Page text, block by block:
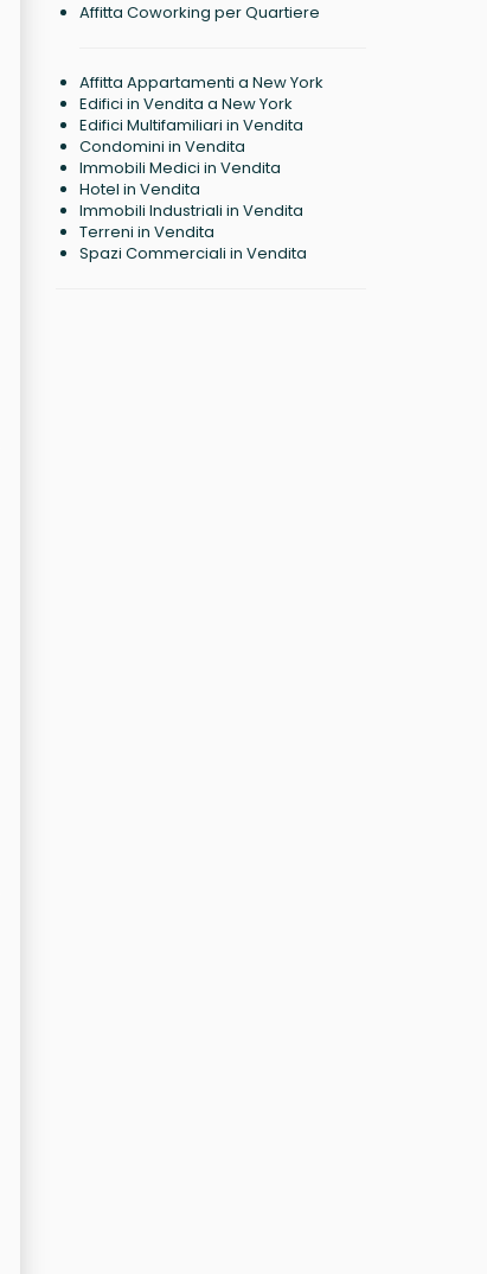
Affitta Coworking per Quartiere
Affitta Appartamenti a New York
Edifici in Vendita a New York
Edifici Multifamiliari in Vendita
Condomini in Vendita
Immobili Medici in Vendita
Hotel in Vendita
Immobili Industriali in Vendita
Terreni in Vendita
Spazi Commerciali in Vendita